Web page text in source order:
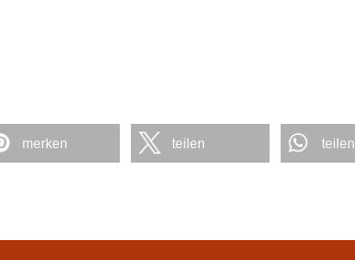
merken teilen teilen